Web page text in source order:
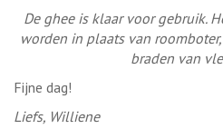
De ghee is klaar voor gebruik.
worden in plaats van
braden van
Fijne dag!
Liefs, Williene